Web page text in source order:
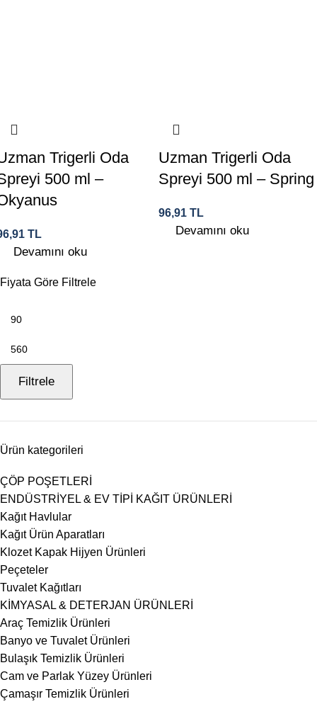
Fiyata Göre Filtrele
Filtrele
Ürün kategorileri
ÇÖP POŞETLERİ
ENDÜSTRİYEL & EV TİPİ KAĞIT ÜRÜNLERİ
Kağıt Havlular
Kağıt Ürün Aparatları
Klozet Kapak Hijyen Ürünleri
Peçeteler
Tuvalet Kağıtları
KİMYASAL & DETERJAN ÜRÜNLERİ
Araç Temizlik Ürünleri
Banyo ve Tuvalet Ürünleri
Bulaşık Temizlik Ürünleri
Cam ve Parlak Yüzey Ürünleri
Çamaşır Temizlik Ürünleri
Trigerli Oda
500 ml –
TL
Devamını oku
Uzman Trigerli Oda
Spreyi 500 ml – Spring
96,91 TL
Devamını oku